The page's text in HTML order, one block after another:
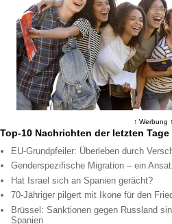
↑ Werbung ↑
Top-10 Nachrichten der letzten Tage
EU-Grundpfeiler: Überleben durch
Genderspezifische Migration – ein
Hat Israel sich an Spanien gerächt?
70-Jähriger pilgert mit Ikone für den
Brüssel: Sanktionen gegen Russland
Spanien